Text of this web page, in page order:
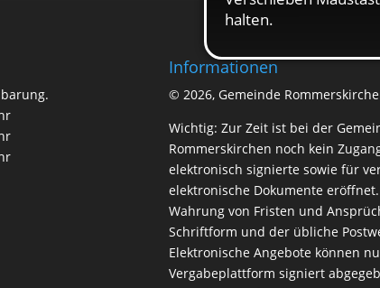
Informationen
© 2026, Gemeinde
Wichtig: Zur Zeit ist bei der
Rommerskirchen noch kein
elektronisch signierte sowie für
elektronische Dokumente
Wahrung von Fristen und
Schriftform und der übliche
Elektronische Angebote können
Vergabeplattform signiert